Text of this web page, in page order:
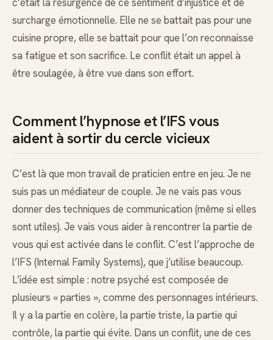
surcharge émotionnelle. Elle ne se battait pas pour une
cuisine propre, elle se battait pour que l’on reconnaisse
sa fatigue et son sacrifice. Le conflit était un appel à
être soulagée, à être vue dans son effort.
Comment l’hypnose et l’IFS vous
aident à sortir du cercle vicieux
C’est là que mon travail de praticien entre en jeu. Je ne
suis pas un médiateur de couple. Je ne vais pas vous
donner des techniques de communication (même si elles
sont utiles). Je vais vous aider à rencontrer la partie de
vous qui est activée dans le conflit. C’est l’approche de
l’IFS (Internal Family Systems), que j’utilise beaucoup.
L’idée est simple : notre psyché est composée de
plusieurs « parties », comme des personnages intérieurs.
Il y a la partie en colère, la partie triste, la partie qui
contrôle, la partie qui évite. Dans un conflit, une de ces